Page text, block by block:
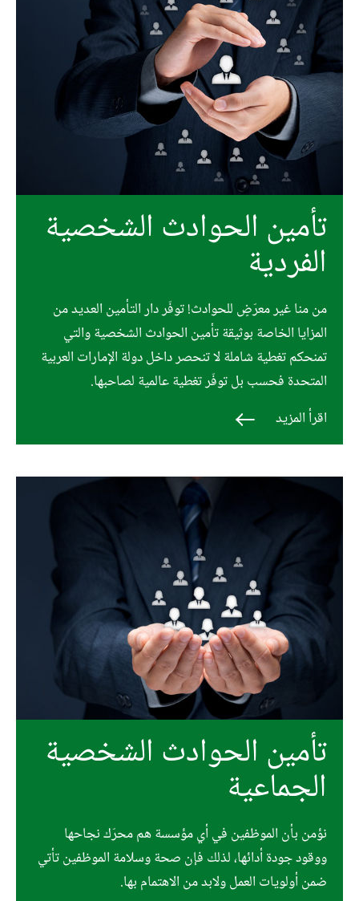
تأمين الحوادث الشخصية
الفردية
من منا غير معرّضٍ للحوادث! توفّر دار التأمين العديد من
المزايا الخاصة بوثيقة تأمين الحوادث الشخصية والتي
تمنحكم تغطية شاملة لا تنحصر داخل دولة الإمارات العربية
المتحدة فحسب بل توفّر تغطية عالمية لصاحبها.
اقرأ المزيد
تأمين الحوادث الشخصية
الجماعية
نؤمن بأن الموظفين في أي مؤسسة هم محرّك نجاحها
ووقود جودة أدائها، لذلك فإن صحة وسلامة الموظفين تأتي
ضمن أولويات العمل ولابد من الاهتمام بها.